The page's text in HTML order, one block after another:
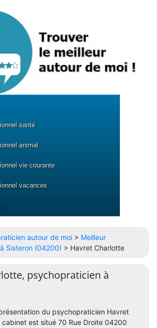
santé
animal
vie courante
vacances
autour de moi > Meilleur
Sisteron (04200) > Havret Charlotte
psychopraticien à
du psychopraticien Havret
est situé 70 Rue Droite 04200